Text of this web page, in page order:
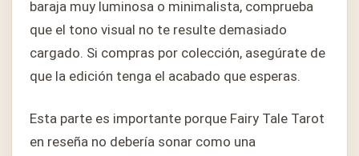
baraja muy luminosa o minimalista, comprueba
que el tono visual no te resulte demasiado
cargado. Si compras por colección, asegúrate de
que la edición tenga el acabado que esperas.
Esta parte es importante porque Fairy Tale Tarot
en reseña no debería sonar como una